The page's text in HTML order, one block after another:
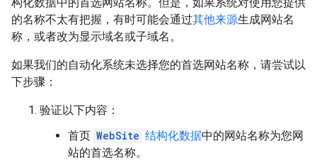
的名称不太有把握，有时可能会通过其他来源生成网站名
称，或者改为显示域名或子域名。
如果我们的自动化系统未选择您的首选网站名称，请尝试以
下步骤：
验证以下内容：
首页 WebSite 结构化数据中的网站名称为您网
站的首选名称。